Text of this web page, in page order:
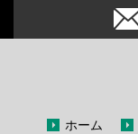
ホーム